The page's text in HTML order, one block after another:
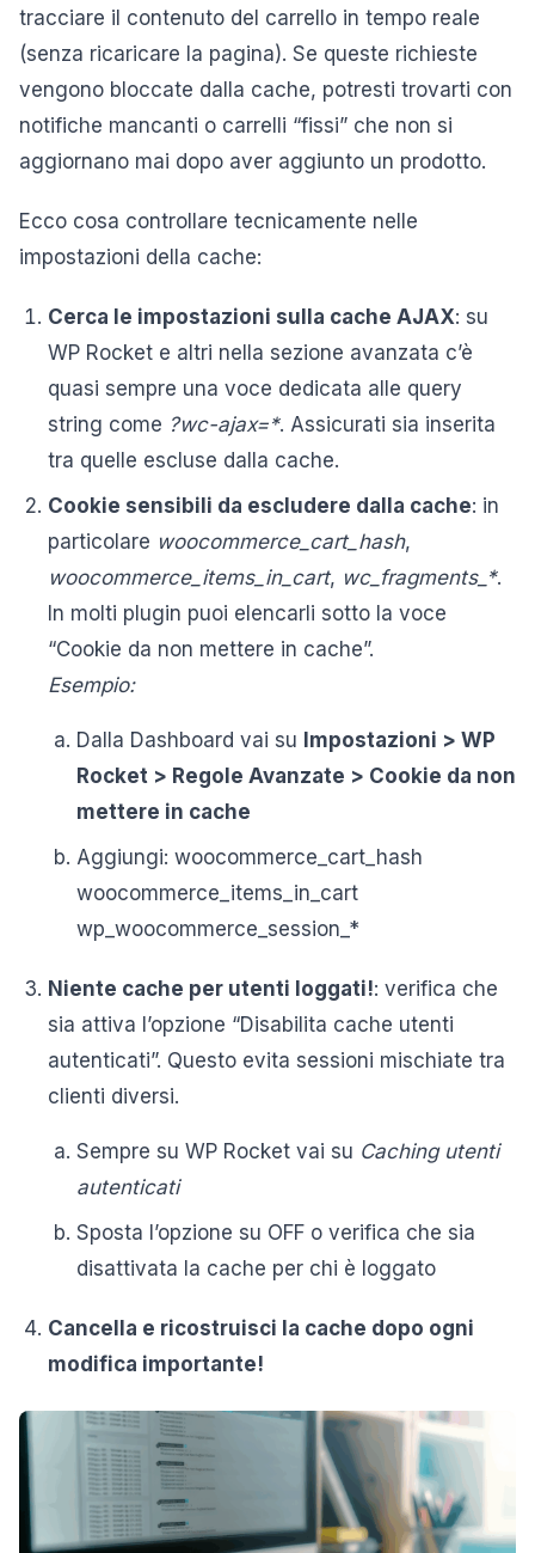
tracciare il contenuto del carrello in tempo reale
(senza ricaricare la pagina). Se queste richieste
vengono bloccate dalla cache, potresti trovarti con
notifiche mancanti o carrelli “fissi” che non si
aggiornano mai dopo aver aggiunto un prodotto.
Ecco cosa controllare tecnicamente nelle
impostazioni della cache:
Cerca le impostazioni sulla cache AJAX: su
WP Rocket e altri nella sezione avanzata c’è
quasi sempre una voce dedicata alle query
string come ?wc-ajax=*. Assicurati sia inserita
tra quelle escluse dalla cache.
Cookie sensibili da escludere dalla cache: in
particolare woocommerce_cart_hash,
woocommerce_items_in_cart, wc_fragments_*.
In molti plugin puoi elencarli sotto la voce
“Cookie da non mettere in cache”.
Esempio:
Dalla Dashboard vai su Impostazioni > WP
Rocket > Regole Avanzate > Cookie da non
mettere in cache
Aggiungi: woocommerce_cart_hash
woocommerce_items_in_cart
wp_woocommerce_session_*
Niente cache per utenti loggati!: verifica che
sia attiva l’opzione “Disabilita cache utenti
autenticati”. Questo evita sessioni mischiate tra
clienti diversi.
Sempre su WP Rocket vai su Caching utenti
autenticati
Sposta l’opzione su OFF o verifica che sia
disattivata la cache per chi è loggato
Cancella e ricostruisci la cache dopo ogni
modifica importante!